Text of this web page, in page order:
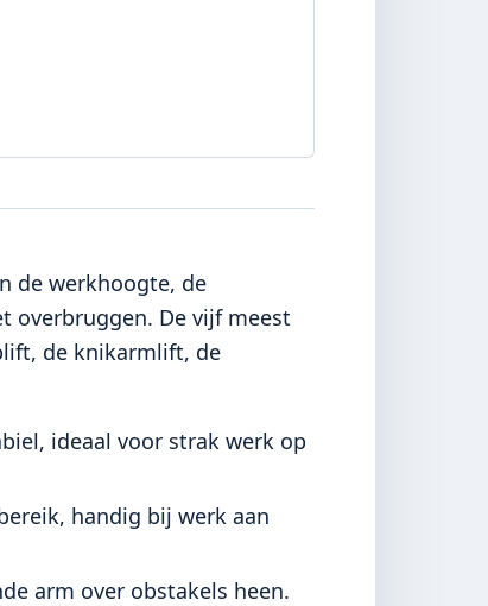
de werkhoogte, de
overbruggen. De vijf meest
de knikarmlift, de
ideaal voor strak werk op
handig bij werk aan
arm over obstakels heen.